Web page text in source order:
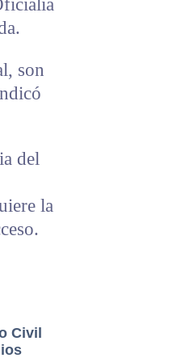
son
del
la
Civil